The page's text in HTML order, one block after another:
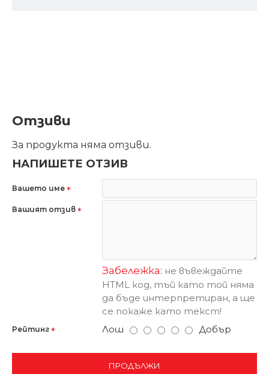
Отзиви
За продукта няма отзиви.
НАПИШЕТЕ ОТЗИВ
Вашето име
Вашият отзив
Забележка: не въвеждайте
HTML код, тъй като той няма
да бъде интерпретиран, а ще
се покаже като текст!
Рейтинг Лош Добър
ПРОДЪЛЖИ